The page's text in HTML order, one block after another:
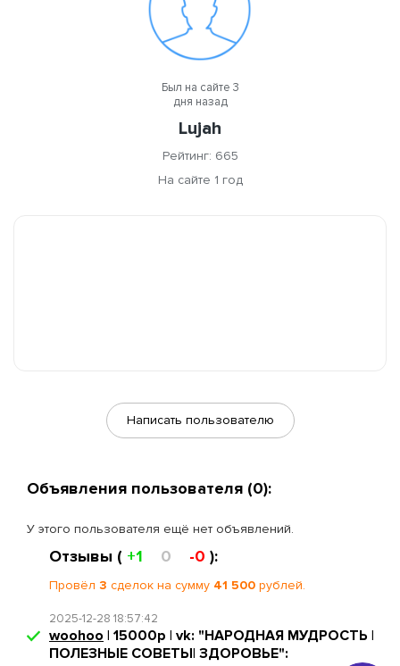
Был на сайте 3
дня назад
Lujah
Рейтинг: 665
На сайте 1 год
Написать пользователю
Объявления пользователя (0):
У этого пользователя ещё нет объявлений.
Отзывы ( +1 0 -0 ):
Провёл 3 сделок на сумму 41 500 рублей.
2025-12-28 18:57:42
woohoo | 15000р | vk: "НАРОДНАЯ МУДРОСТЬ |
ПОЛЕЗНЫЕ СОВЕТЫ| ЗДОРОВЬЕ":